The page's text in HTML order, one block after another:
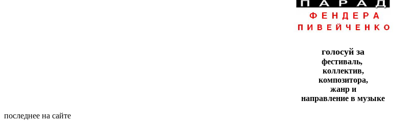
голосуй за
фестиваль,
коллeктив,
композитора,
жанр и
направление в музыке
последнее на сайте